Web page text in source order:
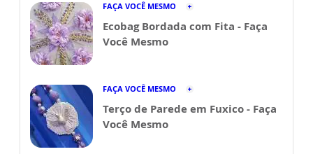
FAÇA VOCÊ MESMO
Ecobag Bordada com Fita - Faça
Você Mesmo
FAÇA VOCÊ MESMO
Terço de Parede em Fuxico - Faça
Você Mesmo